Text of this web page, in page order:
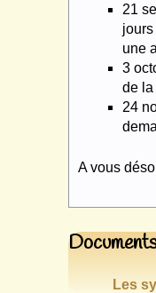
21
une
3
de la
24
A vous
Les